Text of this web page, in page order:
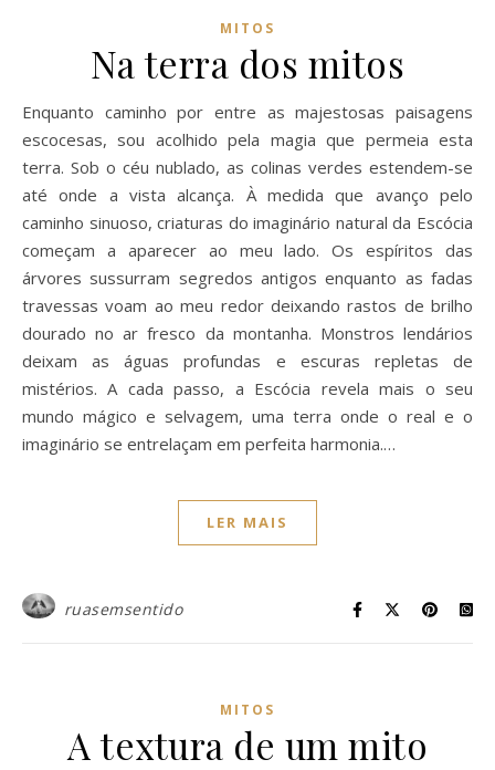
MITOS
Na terra dos mitos
Enquanto caminho por entre as majestosas paisagens
escocesas, sou acolhido pela magia que permeia esta
terra. Sob o céu nublado, as colinas verdes estendem-se
até onde a vista alcança. À medida que avanço pelo
caminho sinuoso, criaturas do imaginário natural da Escócia
começam a aparecer ao meu lado. Os espíritos das
árvores sussurram segredos antigos enquanto as fadas
travessas voam ao meu redor deixando rastos de brilho
dourado no ar fresco da montanha. Monstros lendários
deixam as águas profundas e escuras repletas de
mistérios. A cada passo, a Escócia revela mais o seu
mundo mágico e selvagem, uma terra onde o real e o
imaginário se entrelaçam em perfeita harmonia.…
LER MAIS
ruasemsentido
MITOS
A textura de um mito